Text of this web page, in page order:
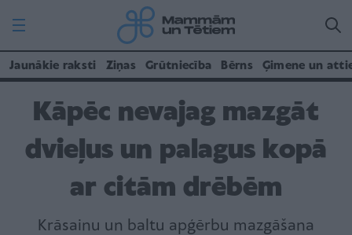
Jaunākie raksti Ziņas Grūtniecība Bērns Ģimene un
Kāpēc nevajag mazgāt
dvieļus un palagus kopā
ar citām drēbēm
Krāsainu un baltu apģērbu mazgāšana